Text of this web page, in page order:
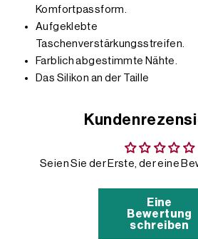
Komfortpassform.
Aufgeklebte
Taschenverstärkungsstreifen.
Farblich abgestimmte Nähte.
Das Silikon an der Taille
Seien Sie der Erste, der eine
Eine
Bewertung
schreiben